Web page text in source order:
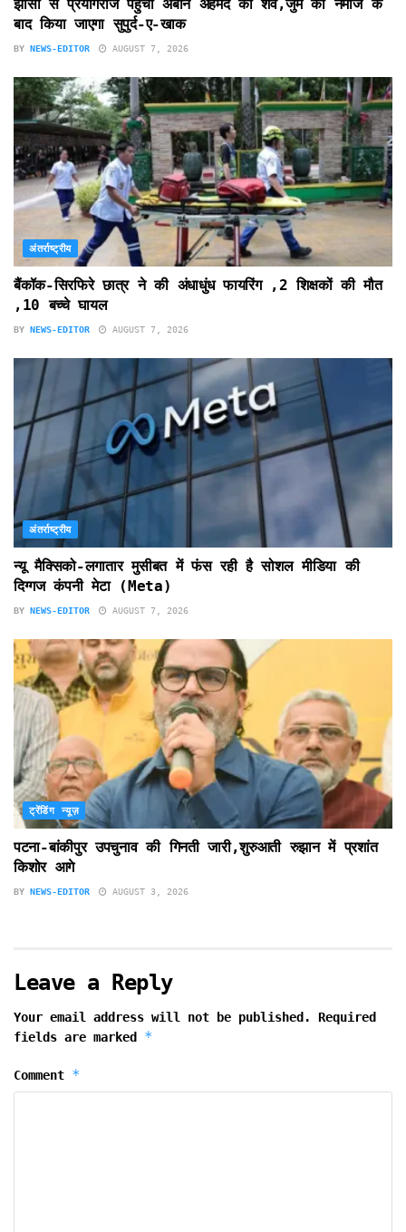
झांसी से प्रयागराज पहुंचा अबान अहमद का शव,जुमे की नमाज के
बाद किया जाएगा सुपुर्द-ए-खाक
BY NEWS-EDITOR AUGUST 7, 2026
अंतर्राष्ट्रीय
बैंकॉक-सिरफिरे छात्र ने की अंधाधुंध फायरिंग ,2 शिक्षकों की मौत
,10 बच्चे घायल
BY NEWS-EDITOR AUGUST 7, 2026
अंतर्राष्ट्रीय
न्यू मैक्सिको-लगातार मुसीबत में फंस रही है सोशल मीडिया की
दिग्गज कंपनी मेटा (Meta)
BY NEWS-EDITOR AUGUST 7, 2026
ट्रेंडिंग न्यूज़
पटना-बांकीपुर उपचुनाव की गिनती जारी,शुरुआती रुझान में प्रशांत
किशोर आगे
BY NEWS-EDITOR AUGUST 3, 2026
Leave a Reply
Your email address will not be published.
Required
fields are marked *
Comment *